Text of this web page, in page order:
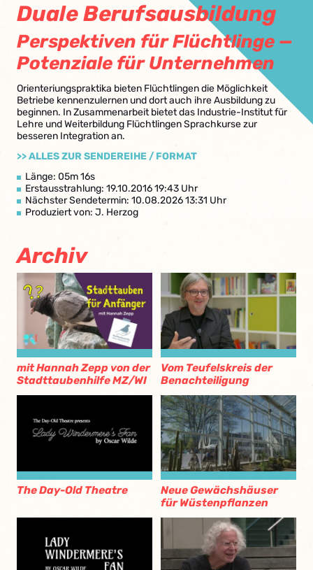
Duale Berufsausbildung
Perspektiven für Flüchtlinge —
Potenziale für Unternehmen
Orienteriungspraktika bieten Flüchtlingen die Möglichkeit
Betriebe kennenzulernen und dort auch ihre Ausbildung zu
beginnen. In Zusammenarbeit bietet das Industrie-Institut für
Lehre und Weiterbildung Flüchtlingen Sprachkurse zur
besseren Integration an.
>> ALLES ZUR SENDEREIHE / FORMAT
Länge: 05m 16s
Erstausstrahlung: 19.10.2016 19:43 Uhr
Nächster Sendetermin: 10.08.2026 13:31 Uhr
Produziert von: J. Herzog
Archiv
mit Hannah Zepp von der
Stadttaubenhilfe MZ/WI
Vom Teufelskreis der
Benachteiligung
The Day-Old Theatre
Neue Gewächshäuser
für Wüstenpflanzen